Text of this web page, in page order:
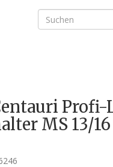
Profi-
MS 13/